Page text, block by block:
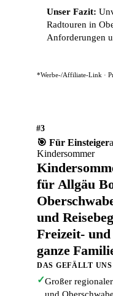
Unser Fazit:
Radtouren in
Anforderungen
*Werbe-/Affiliate-Link ·
#3
🎯 Für Einsteiger
Kindersommer
für Allgäu
und
Freizeit-
ganze
DAS GEFÄLLT UNS
✓Großer
und